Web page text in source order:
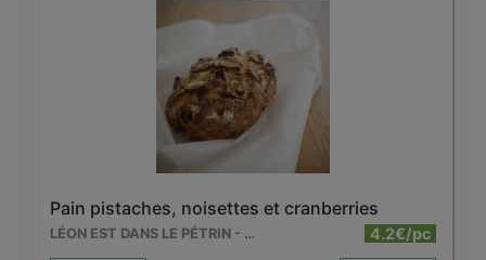
Pain pistaches, noisettes et cranberries
LÉON EST DANS LE PÉTRIN - MOUSCRON 4.2€/pc